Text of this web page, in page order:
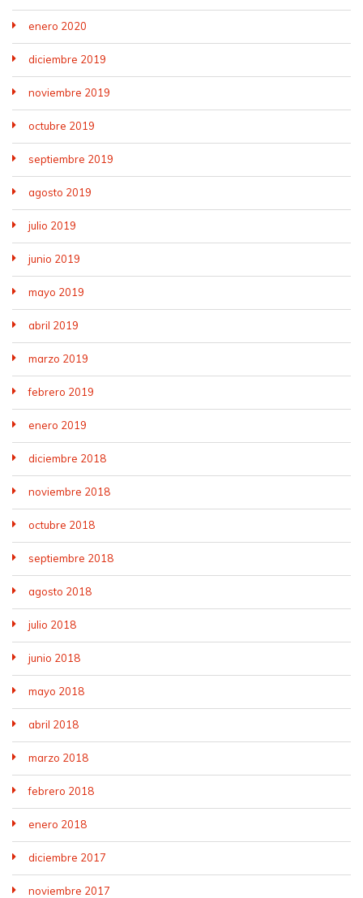
enero 2020
diciembre 2019
noviembre 2019
octubre 2019
septiembre 2019
agosto 2019
julio 2019
junio 2019
mayo 2019
abril 2019
marzo 2019
febrero 2019
enero 2019
diciembre 2018
noviembre 2018
octubre 2018
septiembre 2018
agosto 2018
julio 2018
junio 2018
mayo 2018
abril 2018
marzo 2018
febrero 2018
enero 2018
diciembre 2017
noviembre 2017